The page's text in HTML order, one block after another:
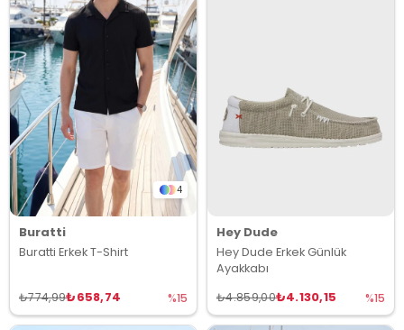
4
Buratti
Buratti Erkek T-Shirt
₺658,74
₺774,99 %15
Hey Dude
Hey Dude Erkek Günlük
Ayakkabı
₺4.130,15
₺4.859,00 %15